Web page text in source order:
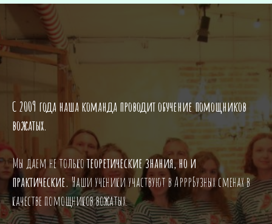
С 2009 года наша команда проводит обучение помощников
вожатых.
Мы даем не толькотеоретические знания, но и
практические. Наши ученики участвуют в АрррБузных сменах в
качестве помощников вожатых.